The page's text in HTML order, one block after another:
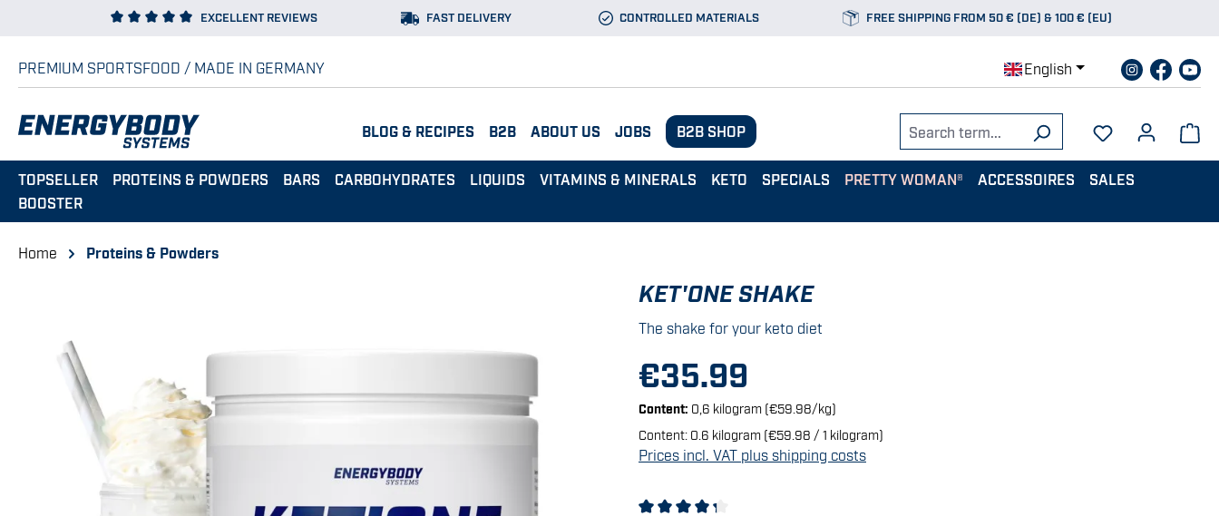
to main content
Skip to main navigation EXCELLENT REVIEWS FAST DELIVERY CONTROLLED MATERIALS FREE SHIPPING FROM 50 € (DE) & 100 € (EU)
PREMIUM SPORTSFOOD / MADE IN GERMANY English
BLOG & RECIPES B2B ABOUT US JOBS B2B SHOP
TOPSELLER PROTEINS & POWDERS BARS CARBOHYDRATES LIQUIDS VITAMINS & MINERALS KETO SPECIALS PRETTY WOMAN® ACCESSOIRES
SALES
BOOSTER
Home
Proteins & Powders
KET'ONE SHAKE
The shake for your keto diet
€35.99
Content: 0,6 kilogram (€59.98/kg)
Content: 0.6 kilogram (€59.98 / 1 kilogram)
Prices incl. VAT plus shipping costs